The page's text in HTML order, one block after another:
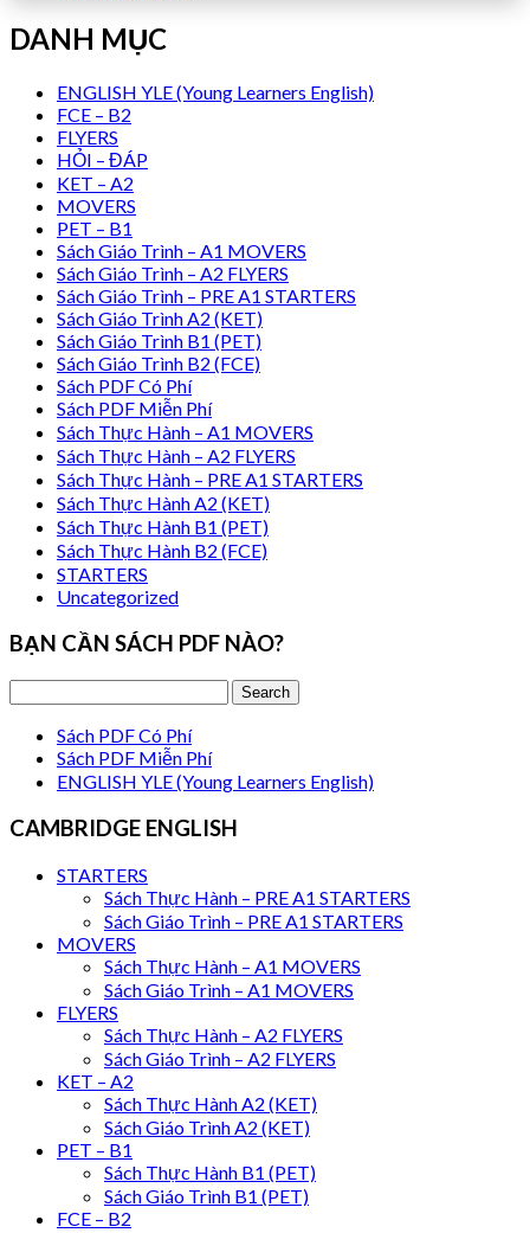
DANH MỤC
ENGLISH YLE (Young Learners English)
FCE – B2
FLYERS
HỎI – ĐÁP
KET – A2
MOVERS
PET – B1
Sách Giáo Trình – A1 MOVERS
Sách Giáo Trình – A2 FLYERS
Sách Giáo Trình – PRE A1 STARTERS
Sách Giáo Trình A2 (KET)
Sách Giáo Trình B1 (PET)
Sách Giáo Trình B2 (FCE)
Sách PDF Có Phí
Sách PDF Miễn Phí
Sách Thực Hành – A1 MOVERS
Sách Thực Hành – A2 FLYERS
Sách Thực Hành – PRE A1 STARTERS
Sách Thực Hành A2 (KET)
Sách Thực Hành B1 (PET)
Sách Thực Hành B2 (FCE)
STARTERS
Uncategorized
BẠN CẦN SÁCH PDF NÀO?
Sách PDF Có Phí
Sách PDF Miễn Phí
ENGLISH YLE (Young Learners English)
CAMBRIDGE ENGLISH
STARTERS
Sách Thực Hành – PRE A1 STARTERS
Sách Giáo Trình – PRE A1 STARTERS
MOVERS
Sách Thực Hành – A1 MOVERS
Sách Giáo Trình – A1 MOVERS
FLYERS
Sách Thực Hành – A2 FLYERS
Sách Giáo Trình – A2 FLYERS
KET – A2
Sách Thực Hành A2 (KET)
Sách Giáo Trình A2 (KET)
PET – B1
Sách Thực Hành B1 (PET)
Sách Giáo Trình B1 (PET)
FCE – B2